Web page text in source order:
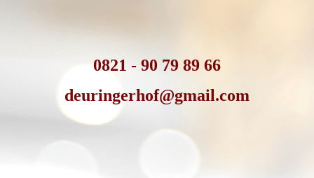
0821 - 90 79 89 66
deuringerhof@gmail.com